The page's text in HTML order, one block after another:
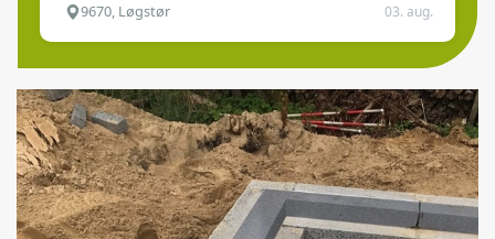
9670, Løgstør 03. aug.